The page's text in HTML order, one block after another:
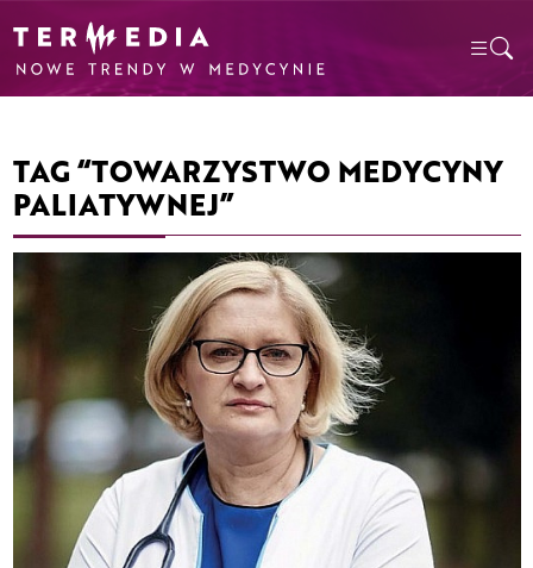
TAG “TOWARZYSTWO MEDYCYNY
PALIATYWNEJ”